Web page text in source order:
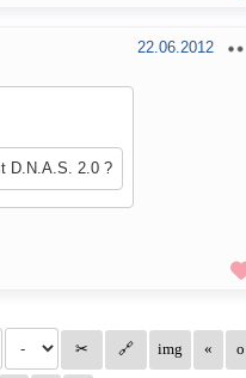
22.06.2012
D.N.A.S. 2.0 ?